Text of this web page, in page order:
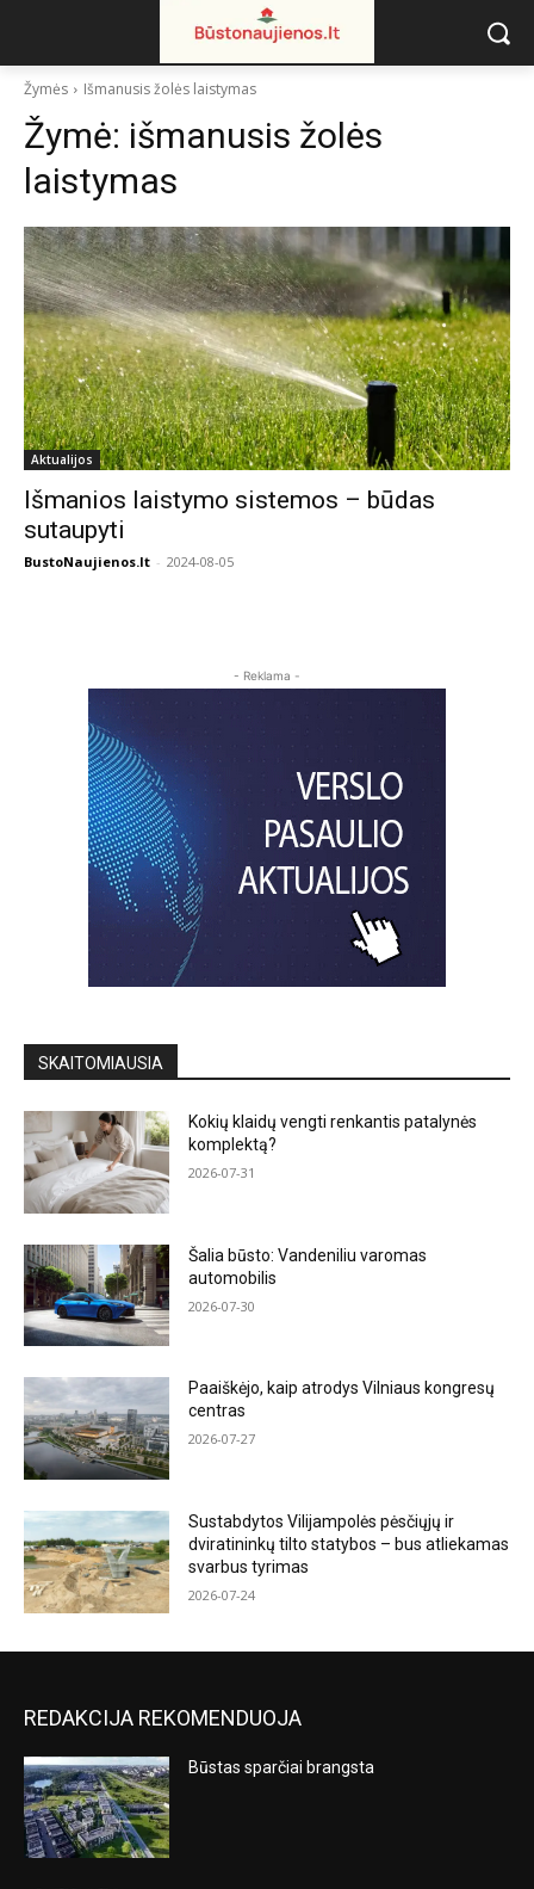
Žymės Išmanusis žolės laistymas
Žymė: išmanusis žolės
laistymas
Aktualijos
Išmanios laistymo sistemos – būdas
sutaupyti
BustoNaujienos.lt - 2024-08-05
- Reklama -
SKAITOMIAUSIA
Kokių klaidų vengti renkantis patalynės
komplektą?
2026-07-31
Šalia būsto: Vandeniliu varomas
automobilis
2026-07-30
Paaiškėjo, kaip atrodys Vilniaus kongresų
centras
2026-07-27
Sustabdytos Vilijampolės pėsčiųjų ir
dviratininkų tilto statybos – bus atliekamas
svarbus tyrimas
2026-07-24
REDAKCIJA REKOMENDUOJA
Būstas sparčiai brangsta